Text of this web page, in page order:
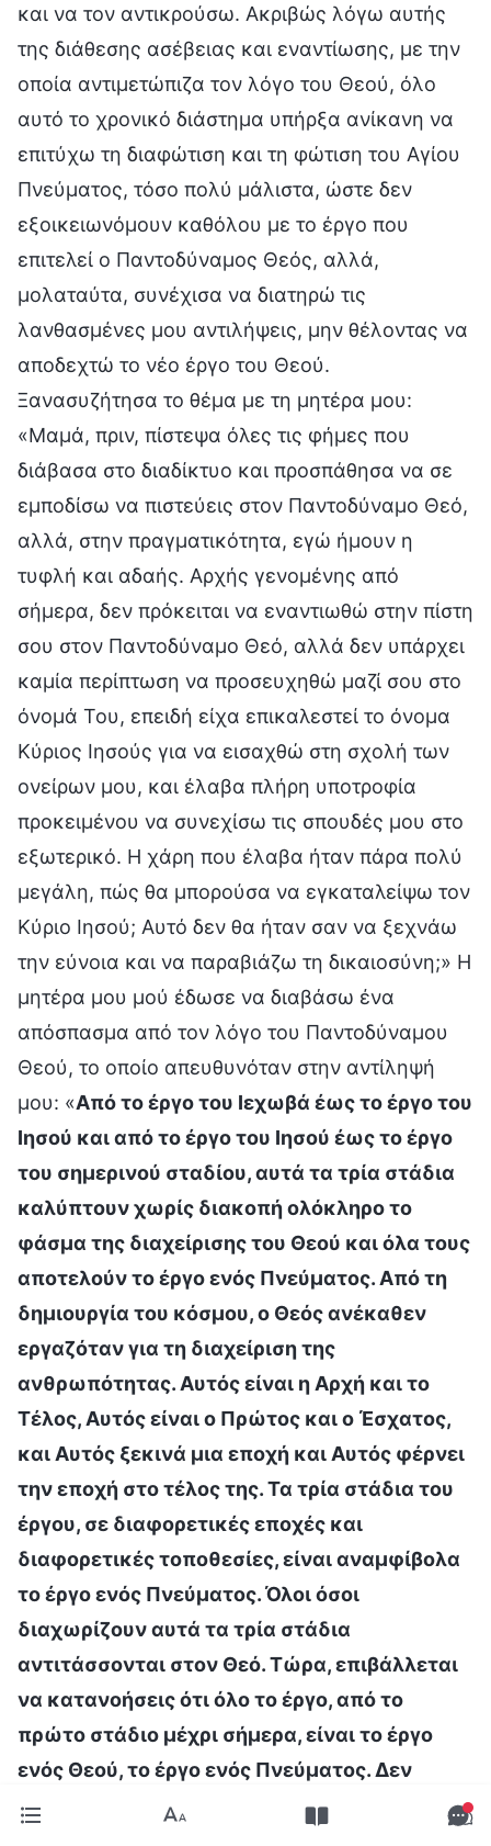
και να τον αντικρούσω. Ακριβώς λόγω αυτής
της διάθεσης ασέβειας και εναντίωσης, με την
οποία αντιμετώπιζα τον λόγο του Θεού, όλο
αυτό το χρονικό διάστημα υπήρξα ανίκανη να
επιτύχω τη διαφώτιση και τη φώτιση του Αγίου
Πνεύματος, τόσο πολύ μάλιστα, ώστε δεν
εξοικειωνόμουν καθόλου με το έργο που
επιτελεί ο Παντοδύναμος Θεός, αλλά,
μολαταύτα, συνέχισα να διατηρώ τις
λανθασμένες μου αντιλήψεις, μην θέλοντας να
αποδεχτώ το νέο έργο του Θεού.
Ξανασυζήτησα το θέμα με τη μητέρα μου:
«Μαμά, πριν, πίστεψα όλες τις φήμες που
διάβασα στο διαδίκτυο και προσπάθησα να σε
εμποδίσω να πιστεύεις στον Παντοδύναμο Θεό,
αλλά, στην πραγματικότητα, εγώ ήμουν η
τυφλή και αδαής. Αρχής γενομένης από
σήμερα, δεν πρόκειται να εναντιωθώ στην πίστη
σου στον Παντοδύναμο Θεό, αλλά δεν υπάρχει
καμία περίπτωση να προσευχηθώ μαζί σου στο
όνομά Του, επειδή είχα επικαλεστεί το όνομα
Κύριος Ιησούς για να εισαχθώ στη σχολή των
ονείρων μου, και έλαβα πλήρη υποτροφία
προκειμένου να συνεχίσω τις σπουδές μου στο
εξωτερικό. Η χάρη που έλαβα ήταν πάρα πολύ
μεγάλη, πώς θα μπορούσα να εγκαταλείψω τον
Κύριο Ιησού; Αυτό δεν θα ήταν σαν να ξεχνάω
την εύνοια και να παραβιάζω τη δικαιοσύνη;» Η
μητέρα μου μού έδωσε να διαβάσω ένα
απόσπασμα από τον λόγο του Παντοδύναμου
Θεού, το οποίο απευθυνόταν στην αντίληψή
μου: «Από το έργο του Ιεχωβά έως το έργο του
Ιησού και από το έργο του Ιησού έως το έργο
του σημερινού σταδίου, αυτά τα τρία στάδια
καλύπτουν χωρίς διακοπή ολόκληρο το
φάσμα της διαχείρισης του Θεού και όλα τους
αποτελούν το έργο ενός Πνεύματος. Από τη
δημιουργία του κόσμου, ο Θεός ανέκαθεν
εργαζόταν για τη διαχείριση της
ανθρωπότητας. Αυτός είναι η Αρχή και το
Τέλος, Αυτός είναι ο Πρώτος και ο Έσχατος,
και Αυτός ξεκινά μια εποχή και Αυτός φέρνει
την εποχή στο τέλος της. Τα τρία στάδια του
έργου, σε διαφορετικές εποχές και
διαφορετικές τοποθεσίες, είναι αναμφίβολα
το έργο ενός Πνεύματος. Όλοι όσοι
διαχωρίζουν αυτά τα τρία στάδια
αντιτάσσονται στον Θεό. Τώρα, επιβάλλεται
να κατανοήσεις ότι όλο το έργο, από το
πρώτο στάδιο μέχρι σήμερα, είναι το έργο
ενός Θεού, το έργο ενός Πνεύματος. Δεν
πρέπει να υπάρχει καμία αμφιβολία περί